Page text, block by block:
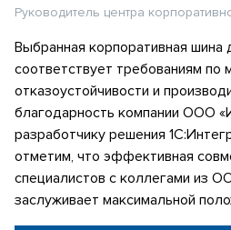
Руководитель центра
Выбранная корпоративная шина
соответствует требованиям по
отказоустойчивости и
благодарность компании ООО
разработчику решения
отметим, что эффективная
специалистов с коллегами из
заслуживает максимальной